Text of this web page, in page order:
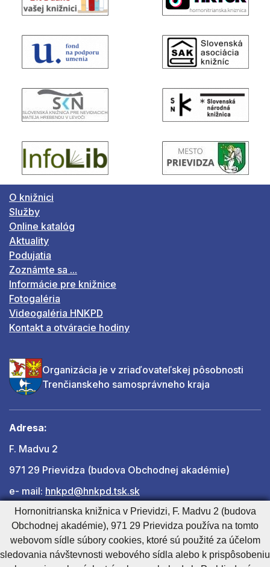
O knižnici
Služby
Online katalóg
Aktuality
Podujatia
Zoznámte sa ...
Informácie pre knižnice
Fotogaléria
Videogaléria HNKPD
Kontakt a otváracie hodiny
Organizácia je v zriaďovateľskej pôsobnosti
Trenčianskeho samosprávneho kraja
Adresa:
F. Madvu 2
971 29 Prievidza (budova Obchodnej akadémie)
e- mail: hnkpd@hnkpd.tsk.sk
Ďalšie kontakty
Hornonitrianska knižnica v Prievidzi, F. Madvu 2 (budova
Obchodnej akadémie), 971 29 Prievidza používa na tomto
webovom sídle súbory cookies, ktoré sú použité za účelom
sledovania návštevnosti webového sídla alebo k prispôsobeniu